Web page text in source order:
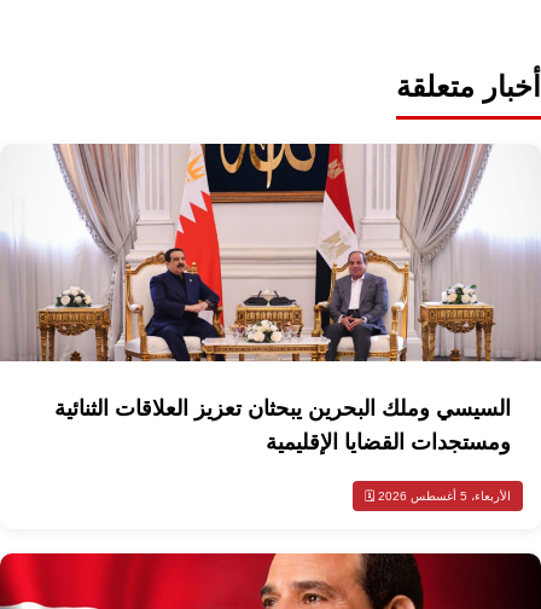
أخبار متعلقة
السيسي وملك البحرين يبحثان تعزيز العلاقات الثنائية
ومستجدات القضايا الإقليمية
الأربعاء، 5 أغسطس 2026 🗓️